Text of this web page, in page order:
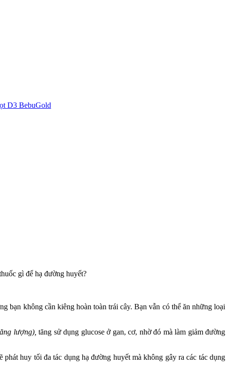
D3 BebuGold
gì để hạ đường huyết?
bạn không cần kiêng hoàn toàn trái cây. Bạn vẫn có thể ăn những loại
lượng), tăng sử dụng glucose ở gan, cơ, nhờ đó mà làm giảm đường
huy tối đa tác dụng hạ đường huyết mà không gây ra các tác dụng